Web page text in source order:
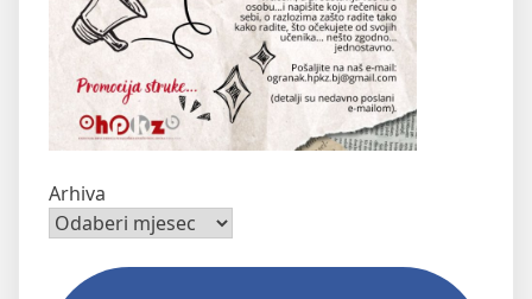
Arhiva